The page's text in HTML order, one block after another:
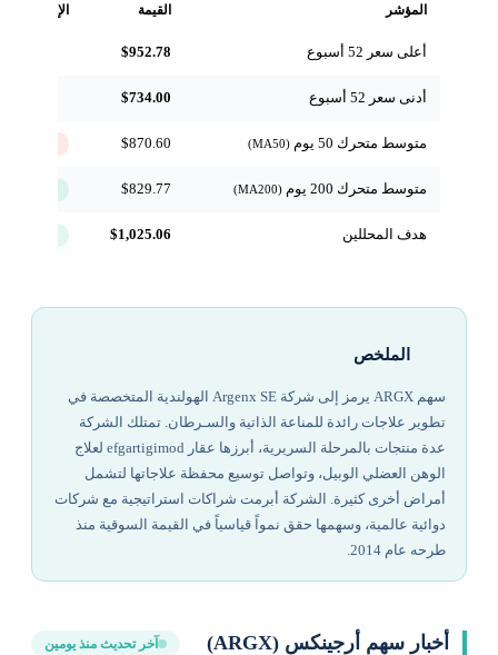
المؤشر القيمة الإشارة
أعلى سعر 52 أسبوع $952.78
أدنى سعر 52 أسبوع $734.00
متوسط متحرك 50 يوم $870.60
متوسط متحرك 200 يوم $829.77
هدف المحللين $1,025.06
الملخص
سهم ARGX يرمز إلى شركة Argenx SE الهولندية المتخصصة في
تطوير علاجات رائدة للمناعة الذاتية والسـرطان. تمتلك الشركة
عدة منتجات بالمرحلة السريرية، أبرزها عقار efgartigimod لعلاج
الوهن العضلي الوبيل، وتواصل توسيع محفظة علاجاتها لتشمل
أمراض أخرى كثيرة. الشركة أبرمت شراكات استراتيجية مع شركات
دوائية عالمية، وسهمها حقق نمواً قياسياً في القيمة السوقية منذ
طرحه عام 2014.
أخبار سهم أرجينكس (ARGX) آخر تحديث منذ يومين